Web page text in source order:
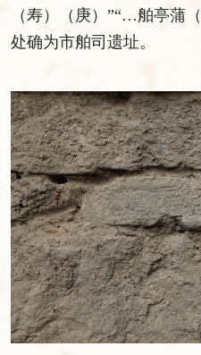
（寿）（庚）”“…舶亭蒲
处确为市舶司遗址。